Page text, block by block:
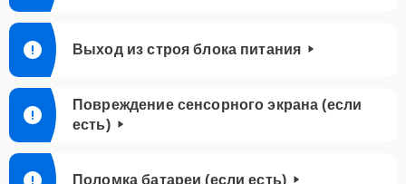
Выход из строя блока питания
Повреждение сенсорного экрана (если
есть)
Поломка батареи (если есть)